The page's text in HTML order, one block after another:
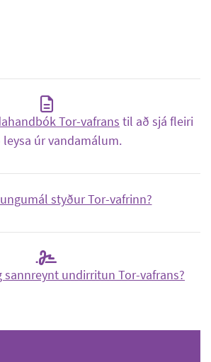
Tor-vafrans til að sjá fleiri
úr vandamálum.
styður Tor-vafrinn?
sannreynt undirritun Tor-vafrans?